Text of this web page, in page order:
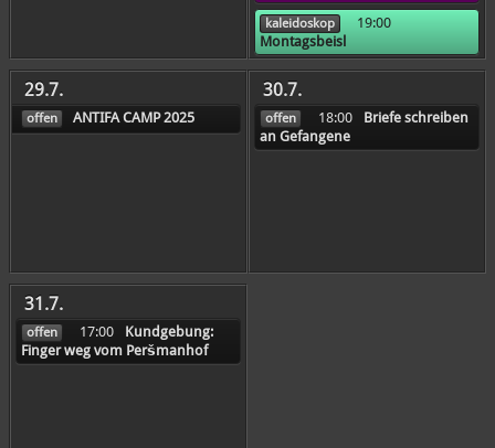
kaleidoskop
19:00
Montagsbeisl
29.7.
offen ANTIFA CAMP 2025
30.7.
offen 18:00
Briefe schreiben
an Gefangene
31.7.
offen 17:00
Kundgebung:
Finger weg vom Peršmanhof